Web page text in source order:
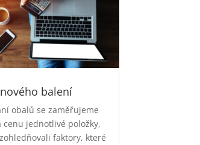
balení
obalů se zaměřujeme
cenu jednotlivé položky,
faktory, které